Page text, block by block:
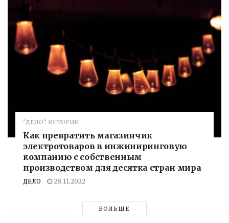
"ДЕЛО". ИСТОРИИ
Как превратить магазинчик
электротоваров в инжиниринговую
компанию с собственным
производством для десятка стран мира
ДЕЛО 28.11.2022
БОЛЬШЕ